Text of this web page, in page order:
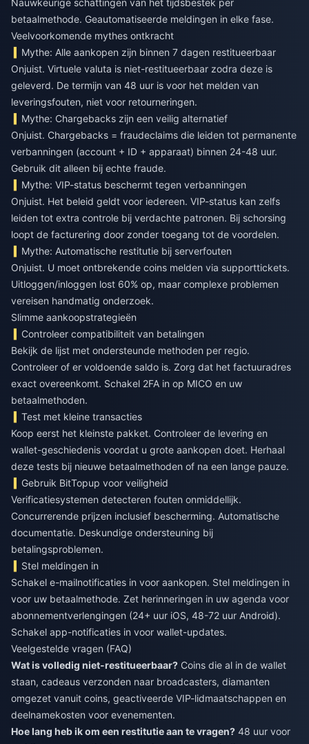
Nauwkeurige schattingen van het tijdsbestek per
betaalmethode. Geautomatiseerde meldingen in elke fase.
Veelvoorkomende mythes ontkracht
Mythe: Alle aankopen zijn binnen 7 dagen restitueerbaar
Onjuist. Virtuele valuta is niet-restitueerbaar zodra deze is
geleverd. De termijn van 48 uur is voor het melden van
leveringsfouten, niet voor retourneringen.
Mythe: Chargebacks zijn een veilig alternatief
Onjuist. Chargebacks = fraudeclaims die leiden tot permanente
verbanningen (account + ID + apparaat) binnen 24-48 uur.
Gebruik dit alleen bij echte fraude.
Mythe: VIP-status beschermt tegen verbanningen
Onjuist. Het beleid geldt voor iedereen. VIP-status kan zelfs
leiden tot extra controle bij verdachte patronen. Bij schorsing
loopt de facturering door zonder toegang tot de voordelen.
Mythe: Automatische restitutie bij serverfouten
Onjuist. U moet ontbrekende coins melden via supporttickets.
Uitloggen/inloggen lost 60% op, maar complexe problemen
vereisen handmatig onderzoek.
Slimme aankoopstrategieën
Controleer compatibiliteit van betalingen
Bekijk de lijst met ondersteunde methoden per regio.
Controleer of er voldoende saldo is. Zorg dat het factuuradres
exact overeenkomt. Schakel 2FA in op MICO en uw
betaalmethoden.
Test met kleine transacties
Koop eerst het kleinste pakket. Controleer de levering en
wallet-geschiedenis voordat u grote aankopen doet. Herhaal
deze tests bij nieuwe betaalmethoden of na een lange pauze.
Gebruik BitTopup voor veiligheid
Verificatiesystemen detecteren fouten onmiddellijk.
Concurrerende prijzen inclusief bescherming. Automatische
documentatie. Deskundige ondersteuning bij
betalingsproblemen.
Stel meldingen in
Schakel e-mailnotificaties in voor aankopen. Stel meldingen in
voor uw betaalmethode. Zet herinneringen in uw agenda voor
abonnementverlengingen (24+ uur iOS, 48-72 uur Android).
Schakel app-notificaties in voor wallet-updates.
Veelgestelde vragen (FAQ)
Wat is volledig niet-restitueerbaar? Coins die al in de wallet
staan, cadeaus verzonden naar broadcasters, diamanten
omgezet vanuit coins, geactiveerde VIP-lidmaatschappen en
deelnamekosten voor evenementen.
Hoe lang heb ik om een restitutie aan te vragen? 48 uur voor